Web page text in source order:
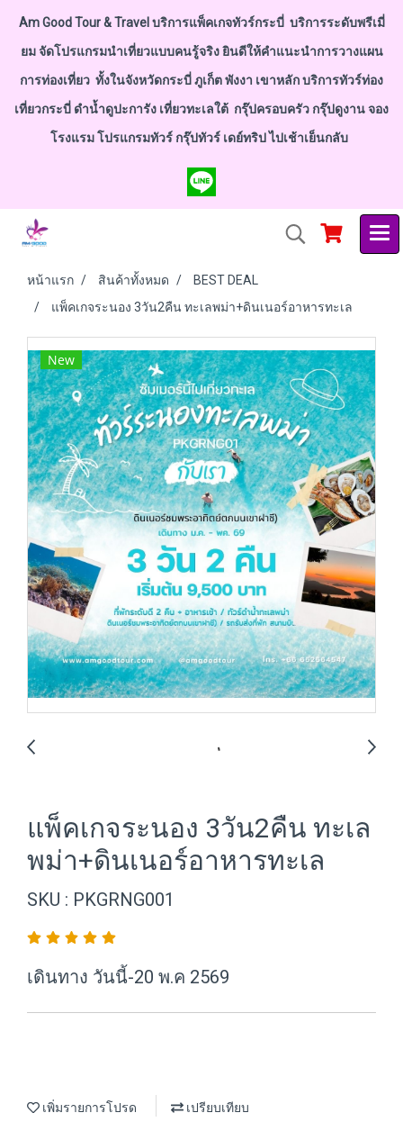
Am Good Tour & Travel บริการแพ็คเกจทัวร์กระบี่ บริการระดับพรีเมี่
ยม จัดโปรแกรมนำเที่ยวแบบคนรู้จริง ยินดีให้คำแนะนำการวางแผน
การท่องเที่ยว ทั้งในจังหวัดกระบี่ ภูเก็ต พังงา เขาหลัก บริการทัวร์ท่อง
เที่ยวกระบี่ ดำน้ำดูปะการัง เที่ยวทะเลใต้ กรุ๊ปครอบครัว กรุ๊ปดูงาน จอง
โรงแรม โปรแกรมทัวร์ กรุ๊ปทัวร์ เดย์ทริป ไปเช้าเย็นกลับ
หน้าแรก สินค้าทั้งหมด
BEST DEAL
แพ็คเกจระนอง 3วัน2คืน ทะเลพม่า+ดินเนอร์อาหารทะเล
New
แพ็คเกจระนอง 3วัน2คืน ทะเล
พม่า+ดินเนอร์อาหารทะเล
SKU : PKGRNG001
เดินทาง วันนี้-20 พ.ค 2569
เพิ่มรายการโปรด เปรียบเทียบ